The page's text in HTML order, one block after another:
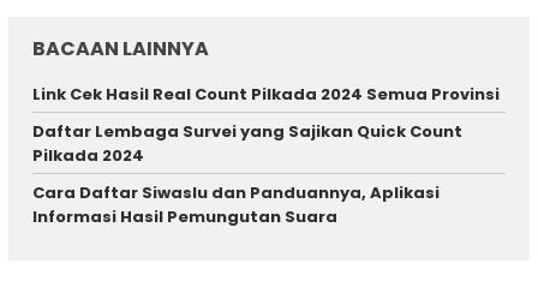
BACAAN LAINNYA
Link Cek Hasil Real Count Pilkada 2024 Semua Provinsi
Daftar Lembaga Survei yang Sajikan Quick Count
Pilkada 2024
Cara Daftar Siwaslu dan Panduannya, Aplikasi
Informasi Hasil Pemungutan Suara